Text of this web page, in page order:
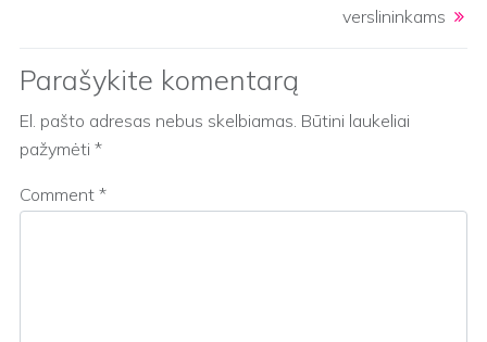
verslininkams
Parašykite komentarą
El. pašto adresas nebus skelbiamas. Būtini laukeliai
pažymėti *
Comment *